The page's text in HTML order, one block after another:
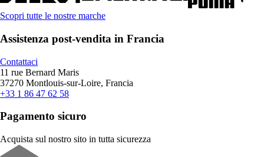
Scopri tutte le nostre marche
Assistenza post-vendita in Francia
Contattaci
11 rue Bernard Maris
37270 Montlouis-sur-Loire, Francia
+33 1 86 47 62 58
Pagamento sicuro
Acquista sul nostro sito in tutta sicurezza